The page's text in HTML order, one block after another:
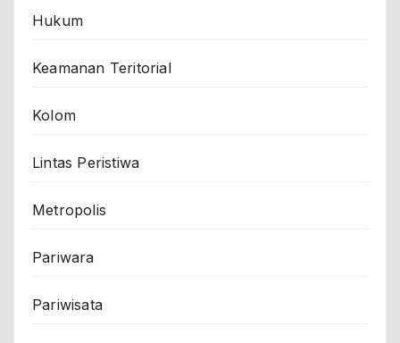
Hukum
Keamanan Teritorial
Kolom
Lintas Peristiwa
Metropolis
Pariwara
Pariwisata